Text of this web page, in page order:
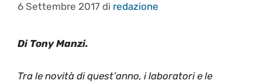
6 Settembre 2017 di redazione
Di Tony Manzi.
Tra le novità di quest’anno, i laboratori e le